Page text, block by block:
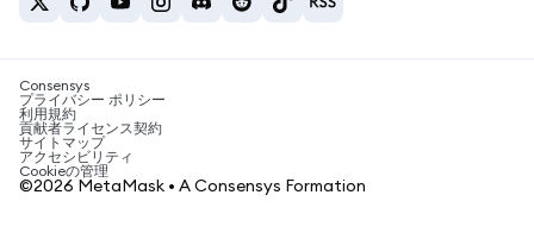
USDTの購入
SHIBの購入
BNBの購入
税制関連ニュース
暗号資産の購入方法は？
ビットコインを売るには？
Consensys
プライバシー ポリシー
利用規約
貢献者ライセンス契約
サイトマップ
アクセシビリティ
Cookieの管理
©2026 MetaMask • A Consensys Formation